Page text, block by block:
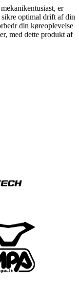
er
optimal drift af din
din køreoplevelse
med dette produkt af